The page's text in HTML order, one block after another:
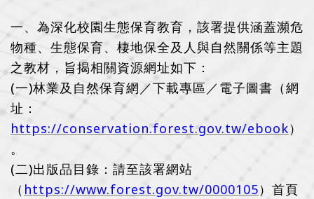
一、為深化校園生態保育教育，該署提供涵蓋瀕危
物種、生態保育、棲地保全及人與自然關係等主題
之教材，旨揭相關資源網址如下：
(一)林業及自然保育網／下載專區／電子圖書（網
址：
https://conservation.forest.gov.tw/ebook）
。
(二)出版品目錄：請至該署網站
（ https://www.forest.gov.tw/0000105）首頁